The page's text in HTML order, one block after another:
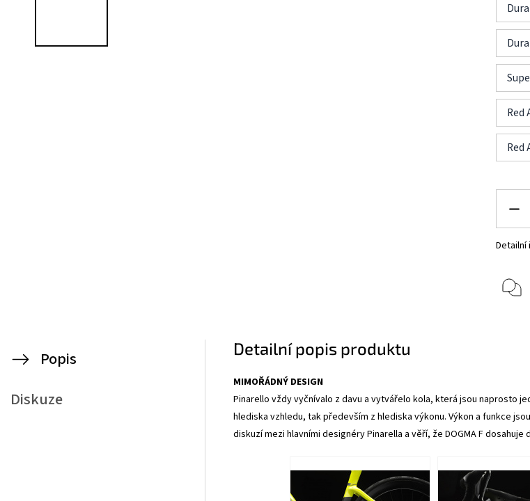
Red
Red
Detailní
Popis
Diskuze
Detailní popis produktu
MIMOŘÁDNÝ DESIGN
Pinarello vždy vyčnívalo z davu a vytvářelo kola, která jsou naprosto
hlediska vzhledu, tak především z hlediska výkonu. Výkon a funkce
diskuzí mezi hlavními designéry Pinarella a věří, že DOGMA F